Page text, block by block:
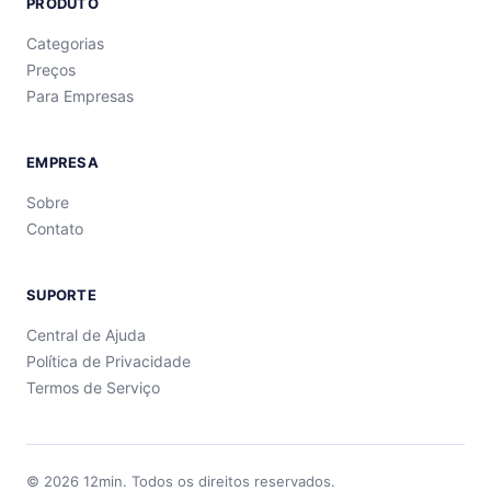
Categorias
Preços
Para Empresas
EMPRESA
Sobre
Contato
SUPORTE
Central de Ajuda
Política de Privacidade
Termos de Serviço
© 2026 12min. Todos os direitos reservados.